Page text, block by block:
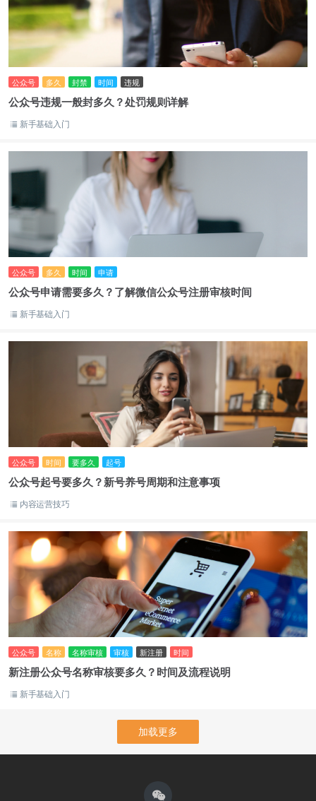
公众号 多久 封禁 时间 违规
公众号违规一般封多久？处罚规则详解
新手基础入门
公众号 多久 时间 申请
公众号申请需要多久？了解微信公众号注册审核时间
新手基础入门
公众号 时间 要多久 起号
公众号起号要多久？新号养号周期和注意事项
内容运营技巧
公众号 名称 名称审核 审核 新注册 时间
新注册公众号名称审核要多久？时间及流程说明
新手基础入门
加载更多